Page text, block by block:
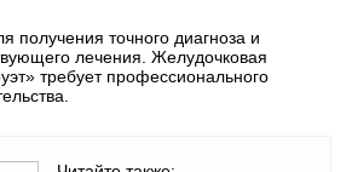
получения точного диагноза и
лечения. Желудочковая
требует профессионального